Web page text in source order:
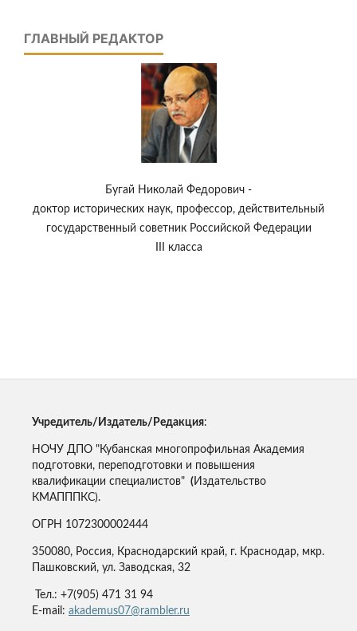
ГЛАВНЫЙ РЕДАКТОР
Бугай Николай Федорович -
доктор исторических наук, профессор, действительный
государственный советник Российской Федерации
III класса
Учредитель/Издатель/Редакция:
НОЧУ ДПО "Кубанская многопрофильная Академия
подготовки, переподготовки и повышения
квалификации специалистов" (Издательство
КМАПППКС).
ОГРН 1072300002444
350080, Россия, Краснодарский край, г. Краснодар, мкр.
Пашковский, ул. Заводская, 32
Тел.: +7(905) 471 31 94
E-mail: akademus07@rambler.ru